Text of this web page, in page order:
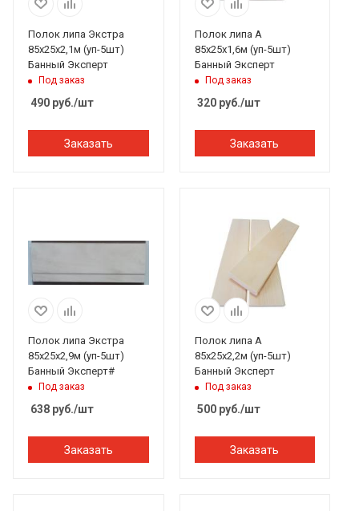
Полок липа Экстра
85х25х2,1м (уп-5шт)
Банный Эксперт
Под заказ
490 руб./шт
Заказать
Полок липа А
85х25х1,6м (уп-5шт)
Банный Эксперт
Под заказ
320руб./шт
Заказать
Полок липа Экстра
85х25х2,9м (уп-5шт)
Банный Эксперт#
Под заказ
638 руб./шт
Заказать
Полок липа А
85х25х2,2м (уп-5шт)
Банный Эксперт
Под заказ
500руб./шт
Заказать